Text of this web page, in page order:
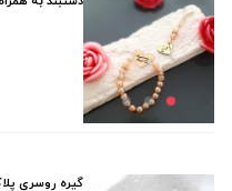
گیره روسری